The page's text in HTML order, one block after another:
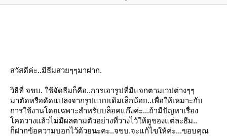
สวัสดีค่ะ..มีธีมสวยๆๆมาฝาก.
วิธีที่ จขบ. ใช้จัดธีมก็คือ..การเอารูปที่มีแจกตามเวปต่างๆๆ
มาตัดหรือดัดแปลงจากรูปแบบเดิมเล็กน้อย..เพื่อให้เหมาะกับ
การใช้งานโดยเฉพาะสำหรับบล็อคแก๊งค่ะ...ถ้ามีปัญหาเรื่อง
คดวางแล้วไม่มีผลตามตัวอย่างที่วางไว้ให้ดูของแต่ละธีม..
ก็ฝากข้อความบอกไว้ด้วยนะคะ..จขบ.จะแก้ไขให้ค่ะ...ขอบคุณ